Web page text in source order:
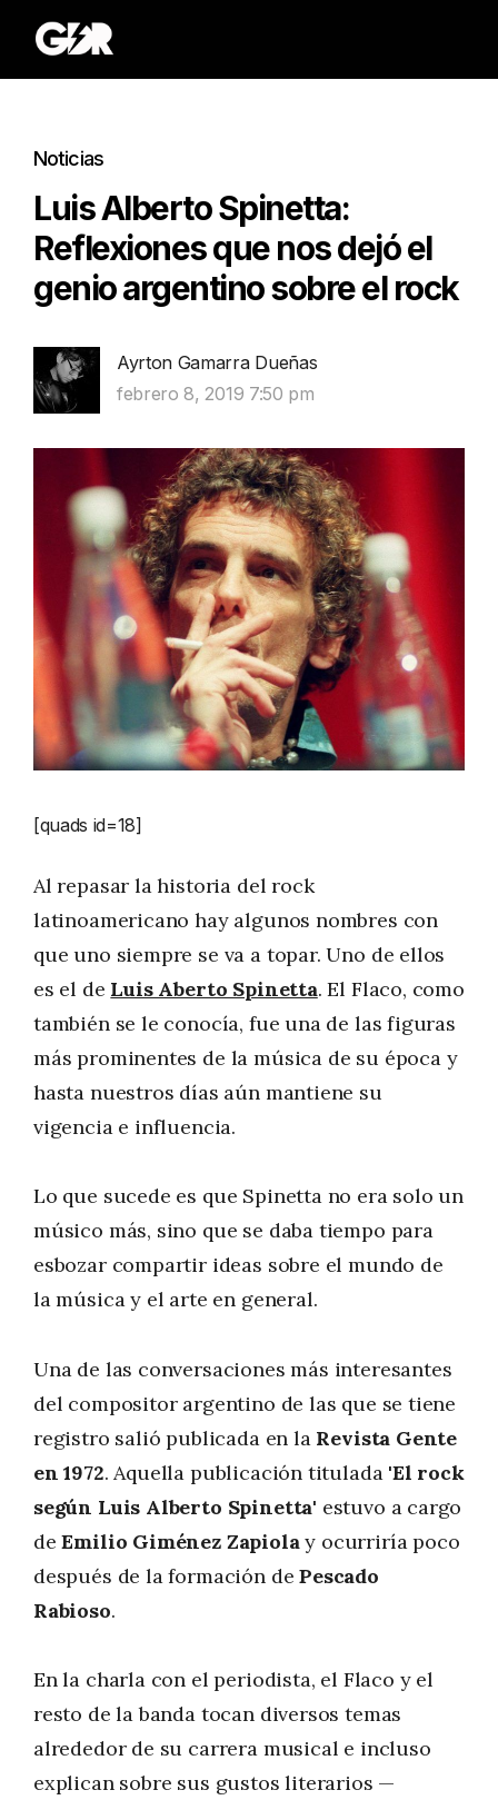
Noticias
Luis Alberto Spinetta:
Reflexiones que nos dejó el
genio argentino sobre el rock
Ayrton Gamarra Dueñas
febrero 8, 2019 7:50 pm
[quads id=18]
Al repasar la historia del rock
latinoamericano hay algunos nombres con
que uno siempre se va a topar. Uno de ellos
es el de Luis Aberto Spinetta. El Flaco, como
también se le conocía, fue una de las figuras
más prominentes de la música de su época y
hasta nuestros días aún mantiene su
vigencia e influencia.
Lo que sucede es que Spinetta no era solo un
músico más, sino que se daba tiempo para
esbozar compartir ideas sobre el mundo de
la música y el arte en general.
Una de las conversaciones más interesantes
del compositor argentino de las que se tiene
registro salió publicada en laRevista Gente
en 1972. Aquella publicación titulada 'El rock
según Luis Alberto Spinetta' estuvo a cargo
deEmilio Giménez Zapiolay ocurriría poco
después de la formación dePescado
Rabioso.
En la charla con el periodista, el Flaco y el
resto de la banda tocan diversos temas
alrededor de su carrera musical e incluso
explican sobre sus gustos literarios —